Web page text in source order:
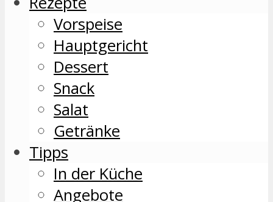
Vorspeise
Hauptgericht
Dessert
Snack
Salat
Getränke
Tipps
In der Küche
Angebote